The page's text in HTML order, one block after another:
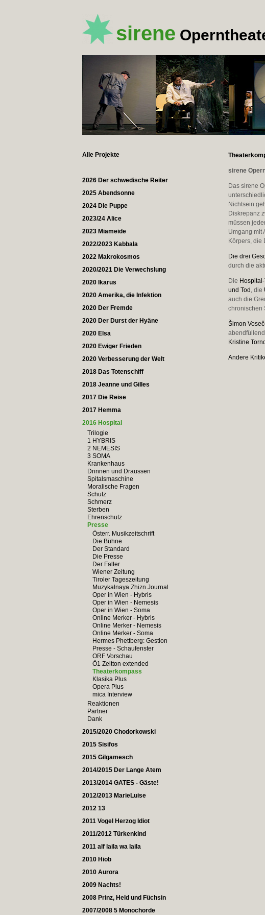
sirene
Alle Projekte
2026 Der schwedische Reiter
2025 Abendsonne
2024 Die Puppe
2023/24 Alice
2023 Miameide
2022/2023 Kabbala
2022 Makrokosmos
2020/2021 Die Verwechslung
2020 Ikarus
2020 Amerika, die Infektion
2020 Der Fremde
2020 Der Durst der Hyäne
2020 Elsa
2020 Ewiger Frieden
2020 Verbesserung der Welt
2018 Das Totenschiff
2018 Jeanne und Gilles
2017 Die Reise
2017 Hemma
2016 Hospital
Trilogie
1 HYBRIS
2 NEMESIS
3 SOMA
Krankenhaus
Drinnen und Draussen
Spitalsmaschine
Moralische Fragen
Schutz
Schmerz
Sterben
Ehrenschutz
Presse
Österr. Musikzeitschrift
Die Bühne
Der Standard
Die Presse
Der Falter
Wiener Zeitung
Tiroler Tageszeitung
Muzykalnaya Zhizn Journal
Oper in Wien - Hybris
Oper in Wien - Nemesis
Oper in Wien - Soma
Online Merker - Hybris
Online Merker - Nemesis
Online Merker - Soma
Hermes Phettberg: Gestion
Presse - Schaufenster
ORF Vorschau
Ö1 Zeitton extended
Theaterkompass
Klasika Plus
Opera Plus
mica Interview
Reaktionen
Partner
Dank
2015/2020 Chodorkowski
2015 Sisifos
2015 Gilgamesch
2014/2015 Der Lange Atem
2013/2014 GATES - Gäste!
2012/2013 MarieLuise
2012 13
2011 Vogel Herzog Idiot
2011/2012 Türkenkind
2011 alf laila wa laila
2010 Hiob
2010 Aurora
2009 Nachts!
2008 Prinz, Held und Füchsin
2007/2008 5 Monochorde
sirene
Das sirene
Nichtsein
Diskrepanz
müssen
Umgang mit
Körpers, die
Die drei
durch die
Die
und Tod , die
auch die
chronischen
Šimon
Kristine
Andere